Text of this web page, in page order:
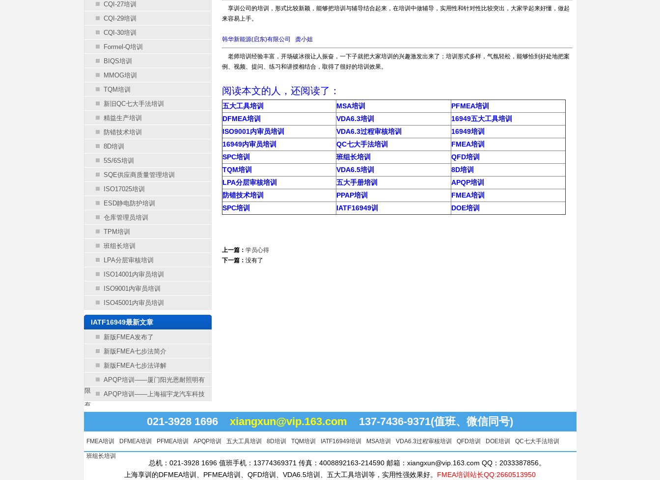
CQI-27培训
CQI-29培训
CQI-30培训
Formel-Q培训
BIQS培训
MMOG培训
TQM培训
新旧QC七大手法培训
精益生产培训
防错技术培训
8D培训
5S/6S培训
SQE供应商质量管理培训
ISO17025培训
ESD静电防护培训
仓库管理员培训
TPM培训
班组长培训
LPA分层审核培训
ISO14001内审员培训
ISO9001内审员培训
ISO45001内审员培训
IATF16949最新文章
新版FMEA发布了
新版FMEA七步法简介
新版FMEA七步法详解
APQP培训——厦门阳光恩耐照明有
限
APQP培训——上海福宇龙汽车科技
有
享训公司的培训，形式比较新颖，能够把培训与辅导结合起来，在培训中做辅导，实用性和针对性比较突出，大家学起来好懂，做起
来容易上手。
韩华新能源(启东)有限公司 龚小姐
老师培训经验丰富，开场破冰很让人振奋，一下子就把大家培训的兴趣激发出来了；培训形式多样，气氛轻松，能够恰到好处地把案
例、视频、提问、练习和讲授相结合，取得了很好的培训效果。
阅读本文的人，还阅读了：
五大工具培训 MSA培训
PFMEA培训
DFMEA培训
VDA6.3培训
16949五大工具培训
ISO9001内审员培训
VDA6.3过程审核培训
16949培训
16949内审员培训
QC七大手法培训
FMEA培训
SPC培训
班组长培训
QFD培训
TQM培训
VDA6.5培训
8D培训
LPA分层审核培训
五大手册培训
APQP培训
防错技术培训
PPAP培训
FMEA培训
SPC培训
IATF16949训 DOE培训
上一篇： 学员心得
下一篇： 没有了
021-3928 1696 xiangxun@vip.163.com 137-7436-9371(值班、微信同号)
FMEA培训 DFMEA培训 PFMEA培训 APQP培训 五大工具培训 8D培训 TQM培训 IATF16949培训 MSA培训 VDA6.3过程审核培训 QFD培训 DOE培训 QC七大手法培训
班组长培训
总机：021-3928 1696 值班手机：13774369371 传真：4008892163-214590 邮箱：xiangxun@vip.163.com QQ：2033387856。
上海享训的DFMEA培训、PFMEA培训、QFD培训、VDA6.5培训、五大工具培训等，实用性强效果好。 FMEA培训站长QQ:2660513950